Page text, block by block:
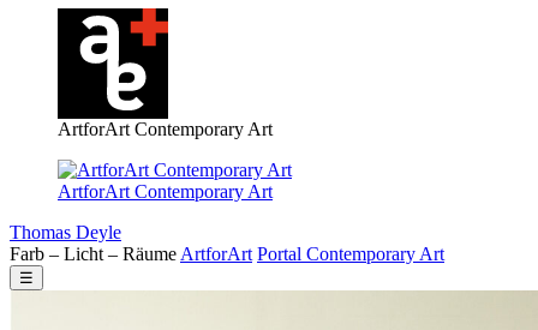
ArtforArt Contemporary Art
ArtforArt Contemporary Art
Thomas Deyle
Farb – Licht – Räume ArtforArt Portal Contemporary Art
☰